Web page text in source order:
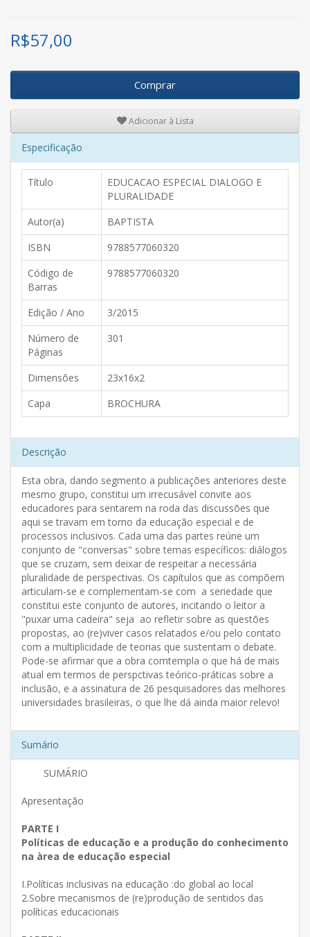
R$57,00
Comprar
Adicionar à Lista
Especificação
Título
EDUCACAO ESPECIAL DIALOGO E
PLURALIDADE
Autor(a)
BAPTISTA
ISBN
9788577060320
Código de
Barras
9788577060320
Edição / Ano
3/2015
Número de
Páginas
301
Dimensões
23x16x2
Capa
BROCHURA
Descrição
Esta obra, dando segmento a publicações anteriores deste
mesmo grupo, constitui um irrecusável convite aos
educadores para sentarem na roda das discussões que
aqui se travam em torno da educação especial e de
processos inclusivos. Cada uma das partes reúne um
conjunto de "conversas" sobre temas específicos: diálogos
que se cruzam, sem deixar de respeitar a necessária
pluralidade de perspectivas. Os capítulos que as compõem
articulam-se e complementam-se com a seriedade que
constitui este conjunto de autores, incitando o leitor a
"puxar uma cadeira" seja ao refletir sobre as questões
propostas, ao (re)viver casos relatados e/ou pelo contato
com a multiplicidade de teorias que sustentam o debate.
Pode-se afirmar que a obra comtempla o que há de mais
atual em termos de perspctivas teórico-práticas sobre a
inclusão, e a assinatura de 26 pesquisadores das melhores
universidades brasileiras, o que lhe dá ainda maior relevo!
Sumário
SUMÁRIO
Apresentação
PARTE I
Políticas de educação e a produção do conhecimento
na àrea de educação especial
I.Políticas inclusivas na educação :do global ao local
2.Sobre mecanismos de (re)produção de sentidos das
políticas educacionais